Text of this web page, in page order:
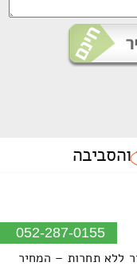
והסביבה
052-287-0155
ללא תחרות – המחיר